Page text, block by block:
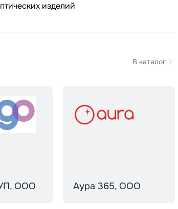
изделий
В каталог
ООО Аура 365, ООО